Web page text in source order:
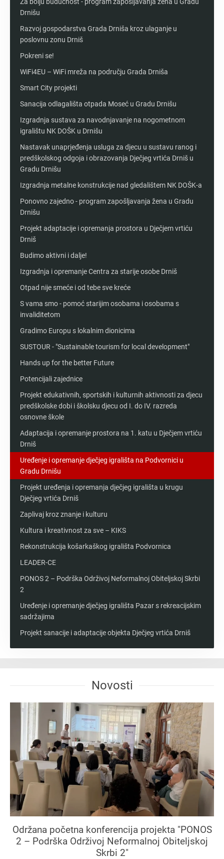
Drnišu
Razvoj gospodarstva Grada Drniša kroz ulaganje u
poslovnu zonu Drniš
Pokreni se!
WiFi4EU – WiFi mreža na području Grada Drniša
Smart City projekti
Sanacija odlagališta otpada Moseć u Gradu Drnišu
Izgradnja sustava za navodnjavanje na nogometnom
igralištu NK DOŠK u Drnišu
Nastavak unaprjeđenja usluga za djecu u sustavu ranog i
predškolskog odgoja i obrazovanja Dječjeg vrtića Drniš u
Gradu Drnišu
Izgradnja metalne konstrukcije nad gledalištem NK DOŠK-a
Ponovno zajedno - program zapošljavanja žena u Gradu
Drnišu
Projekt adaptacije i opremanja prostora u Dječjem vrtiću
Drniš
Budimo aktivni i dalje!
Izgradnja i opremanje Centra za starije osobe Drniš
Otpad nije smeće i od tebe sve kreće
S vama smo - pomoć starijim osobama i osobama s
invaliditetom
Gradimo Europu s lokalnim dionicima
SUSTOUR - "Sustainable tourism for local development"
Hands up for the better Future
Potencijali zajednice
Projekt edukativnih, sportskih i kulturnih aktivnosti za djecu
predškolske dobi i školsku djecu od I. do IV. razreda
osnovne škole
Adaptacija i opremanje prostora na 1. katu u Dječjem vrtiću
Drniš
Uređenje i opremanje dječjeg igrališta na Podvornici u
Gradu Drnišu
Projekt uređenja i opremanja dječjeg igrališta u krugu
Dječjeg vrtića Drniš
Zaplivaj kroz znanje i kulturu
Kultura i kreativnost za sve – KIKS
Rekonstrukcija košarkaškog igrališta Podvornica
LEADER-CE
PONOS 2 – Podrška Održivoj Neformalnoj Obiteljskoj Skrbi
2
Uređenje i opremanje dječjeg igrališta Pazar s rekreacijskim
sadržajima
Projekt sanacije i adaptacije objekta Dječjeg vrtića Drniš
Novosti
Održana početna konferencija projekta "PONOS
2 – Podrška Održivoj Neformalnoj Obiteljskoj
Skrbi 2"